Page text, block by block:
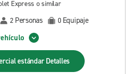
Express o similar
2 Personas 0 Equipaje
estándar Detalles